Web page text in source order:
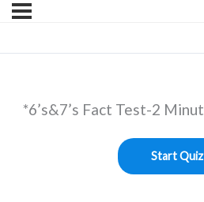
*6’s&7’s Fact Test-2